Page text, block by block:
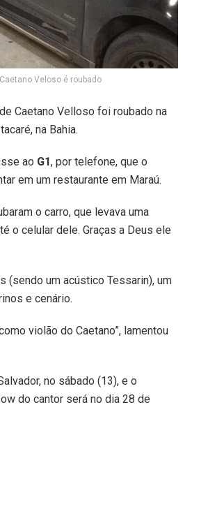
Veloso é roubado
Caetano Velloso foi roubado na
na Bahia.
ao G1, por telefone, que o
em um restaurante em Maraú.
o carro, que levava uma
o celular dele. Graças a Deus ele
um acústico Tessarin), um
e cenário.
violão do Caetano”, lamentou
no sábado (13), e o
do cantor será no dia 28 de